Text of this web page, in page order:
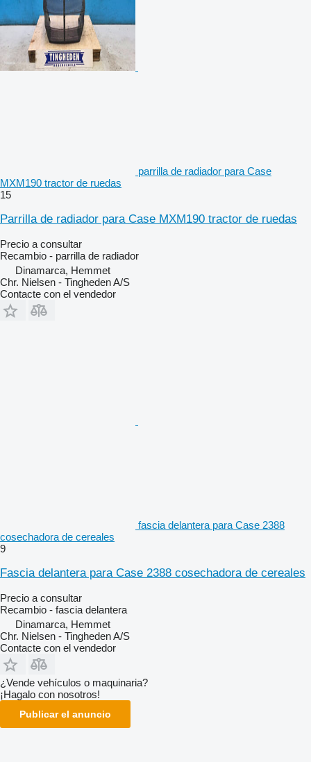
parrilla de radiador para Case
MXM190 tractor de ruedas
15
Parrilla de radiador para Case MXM190 tractor de ruedas
Precio a consultar
Recambio - parrilla de radiador
Dinamarca, Hemmet
Chr. Nielsen - Tingheden A/S
Contacte con el vendedor
fascia delantera para Case 2388
cosechadora de cereales
9
Fascia delantera para Case 2388 cosechadora de cereales
Precio a consultar
Recambio - fascia delantera
Dinamarca, Hemmet
Chr. Nielsen - Tingheden A/S
Contacte con el vendedor
¿Vende vehículos o maquinaria?
¡Hagalo con nosotros!
Publicar el anuncio